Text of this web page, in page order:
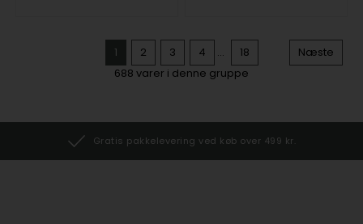
1 2 3 4 ... 18
Næste
688 varer i denne gruppe
Gratis pakkelevering ved køb over 499 kr.